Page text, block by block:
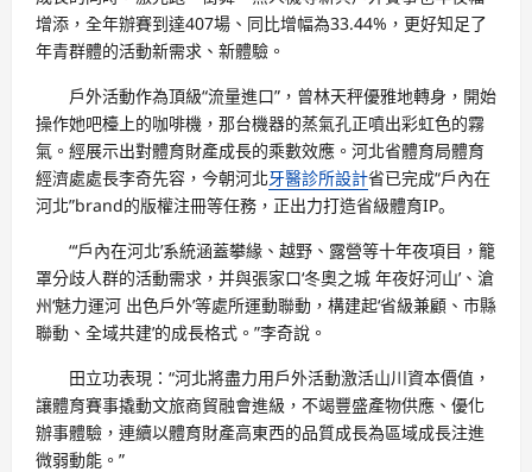
增添，全年辦賽到達407場、同比增幅為33.44%，更好知足了
年青群體的活動新需求、新體驗。
戶外活動作為頂級“流量進口”，曾林天秤優雅地轉身，開始
操作她吧檯上的咖啡機，那台機器的蒸氣孔正噴出彩虹色的霧
氣。經展示出對體育財產成長的乘數效應。河北省體育局體育
經濟處處長李奇先容，今朝河北牙醫診所設計省已完成“戶內在
河北”brand的版權注冊等任務，正出力打造省級體育IP。
“‘戶內在河北’系統涵蓋攀緣、越野、露營等十年夜項目，籠
罩分歧人群的活動需求，并與張家口‘冬奧之城 年夜好河山’、滄
州‘魅力運河 出色戶外’等處所運動聯動，構建起‘省級兼顧、市縣
聯動、全域共建’的成長格式。”李奇說。
田立功表現：“河北將盡力用戶外活動激活山川資本價值，
讓體育賽事撬動文旅商貿融會進級，不竭豐盛產物供應、優化
辦事體驗，連續以體育財產高東西的品質成長為區域成長注進
微弱動能。”